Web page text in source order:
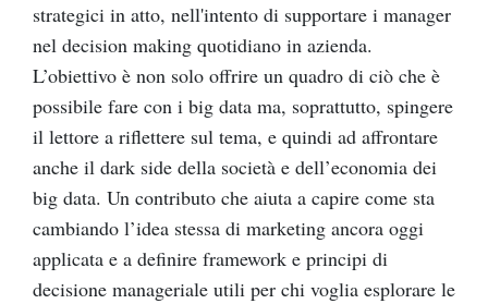
strategici in atto, nell'intento di supportare i manager
nel decision making quotidiano in azienda.
L’obiettivo è non solo offrire un quadro di ciò che è
possibile fare con i big data ma, soprattutto, spingere
il lettore a riflettere sul tema, e quindi ad affrontare
anche il dark side della società e dell’economia dei
big data. Un contributo che aiuta a capire come sta
cambiando l’idea stessa di marketing ancora oggi
applicata e a definire framework e principi di
decisione manageriale utili per chi voglia esplorare le